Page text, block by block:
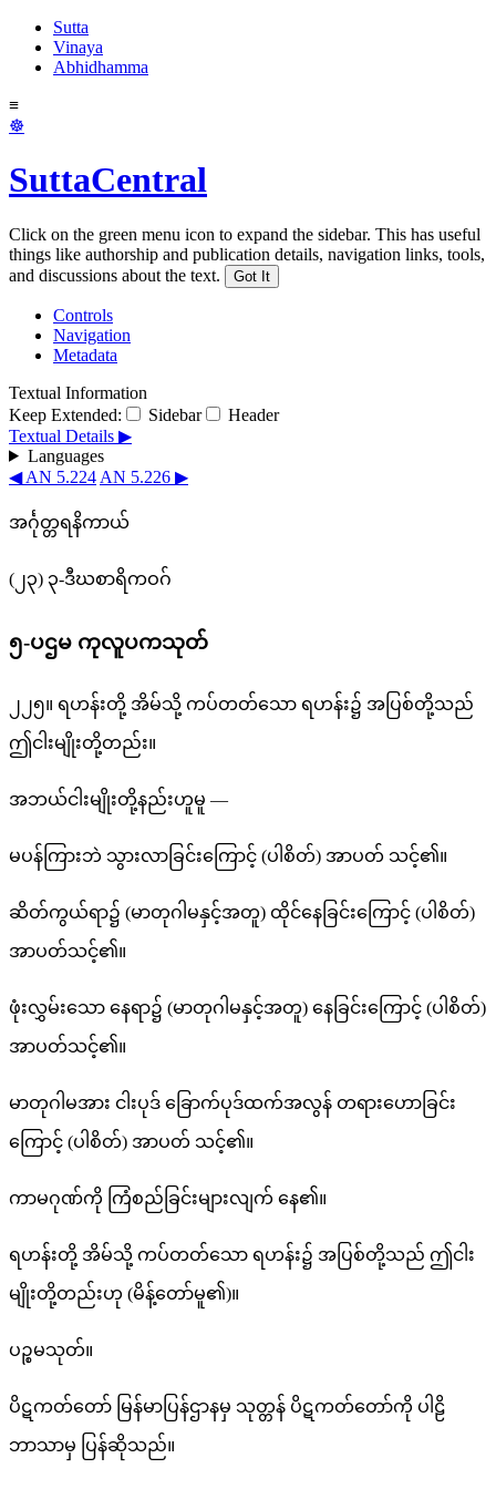
Sutta
Vinaya
Abhidhamma
≡
☸
SuttaCentral
Click on the green menu icon to expand the sidebar. This has useful
things like authorship and publication details, navigation links, tools,
and discussions about the text.
Got It
Controls
Navigation
Metadata
Textual Information
Keep Extended:
Sidebar
Header
Textual Details ▶
Languages
◀ AN 5.224 AN 5.226 ▶
အင်္ဂုတ္တရနိကာယ်
(၂၃) ၃-ဒီဃစာရိကဝဂ်
၅-ပဌမ ကုလူပကသုတ်
၂၂၅။ ရဟန်းတို့ အိမ်သို့ ကပ်တတ်သော ရဟန်း၌ အပြစ်တို့သည်
ဤငါးမျိုးတို့တည်း။
အဘယ်ငါးမျိုးတို့နည်းဟူမူ —
မပန်ကြားဘဲ သွားလာခြင်းကြောင့် (ပါစိတ်) အာပတ် သင့်၏။
ဆိတ်ကွယ်ရာ၌ (မာတုဂါမနှင့်အတူ) ထိုင်နေခြင်းကြောင့် (ပါစိတ်)
အာပတ်သင့်၏။
ဖုံးလွှမ်းသော နေရာ၌ (မာတုဂါမနှင့်အတူ) နေခြင်းကြောင့် (ပါစိတ်)
အာပတ်သင့်၏။
မာတုဂါမအား ငါးပုဒ် ခြောက်ပုဒ်ထက်အလွန် တရားဟောခြင်း
ကြောင့် (ပါစိတ်) အာပတ် သင့်၏။
ကာမဂုဏ်ကို ကြံစည်ခြင်းများလျက် နေ၏။
ရဟန်းတို့ အိမ်သို့ ကပ်တတ်သော ရဟန်း၌ အပြစ်တို့သည် ဤငါး
မျိုးတို့တည်းဟု (မိန့်တော်မူ၏)။
ပဉ္စမသုတ်။
ပိဋကတ်တော် မြန်မာပြန်ဌာနမှ သုတ္တန် ပိဋကတ်တော်ကို ပါဠိ
ဘာသာမှ ပြန်ဆိုသည်။